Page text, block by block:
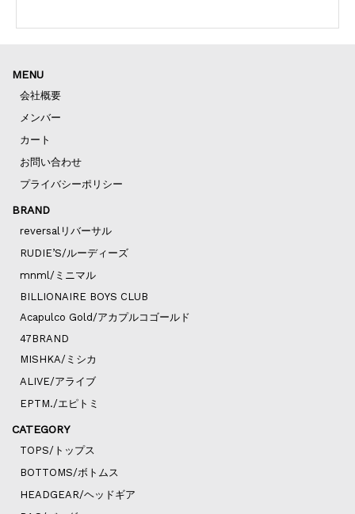
MENU
会社概要
メンバー
カート
お問い合わせ
プライバシーポリシー
BRAND
reversalリバーサル
RUDIE’S/ルーディーズ
mnml/ミニマル
BILLIONAIRE BOYS CLUB
Acapulco Gold/アカプルコゴールド
47BRAND
MISHKA/ミシカ
ALIVE/アライブ
EPTM./エピトミ
CATEGORY
TOPS/トップス
BOTTOMS/ボトムス
HEADGEAR/ヘッドギア